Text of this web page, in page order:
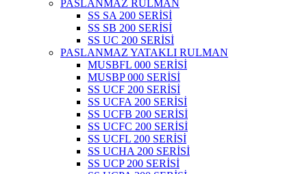
PASLANMAZ RULMAN
SS SA 200 SERİSİ
SS SB 200 SERİSİ
SS UC 200 SERİSİ
PASLANMAZ YATAKLI RULMAN
MUSBFL 000 SERİSİ
MUSBP 000 SERİSİ
SS UCF 200 SERİSİ
SS UCFA 200 SERİSİ
SS UCFB 200 SERİSİ
SS UCFC 200 SERİSİ
SS UCFL 200 SERİSİ
SS UCHA 200 SERİSİ
SS UCP 200 SERİSİ